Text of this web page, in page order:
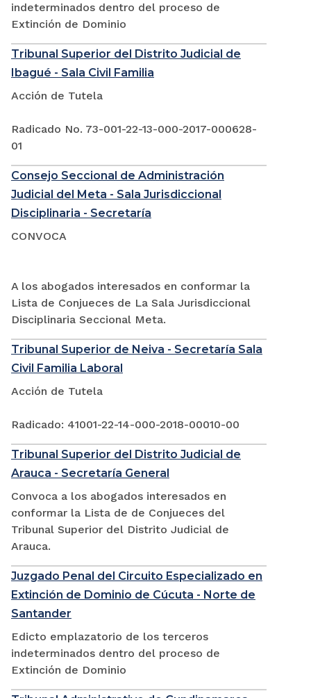
indeterminados dentro del proceso de
Extinción de Dominio
Tribunal Superior del Distrito Judicial de
Ibagué - Sala Civil Familia
Acción de Tutela
Radicado No. 73-001-22-13-000-2017-000628-
01
Consejo Seccional de Administración
Judicial del Meta - Sala Jurisdiccional
Disciplinaria - Secretaría
CONVOCA
A los abogados interesados en conformar la
Lista de Conjueces de La Sala Jurisdiccional
Disciplinaria Seccional Meta.
Tribunal Superior de Neiva - Secretaría Sala
Civil Familia Laboral
Acción de Tutela
Radicado: 41001-22-14-000-2018-00010-00
Tribunal Superior del Distrito Judicial de
Arauca - Secretaría General
Convoca a los abogados interesados en
conformar la Lista de de Conjueces del
Tribunal Superior del Distrito Judicial de
Arauca.
Juzgado Penal del Circuito Especializado en
Extinción de Dominio de Cúcuta - Norte de
Santander
Edicto emplazatorio de los terceros
indeterminados dentro del proceso de
Extinción de Dominio